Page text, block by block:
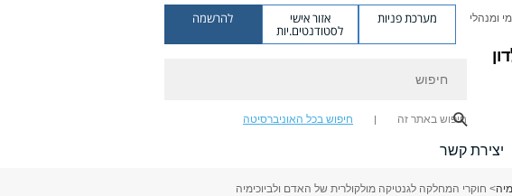
ומנהלי מערכת פניות אזור אישי
לסטודנטים.יות
להרשמה
חיפוש באתר זה חיפוש בכל האוניברסיטה
יצירת קשר
> חוקרי המחלקה לגנטיקה מולקולרית של האדם ולביוכימיה